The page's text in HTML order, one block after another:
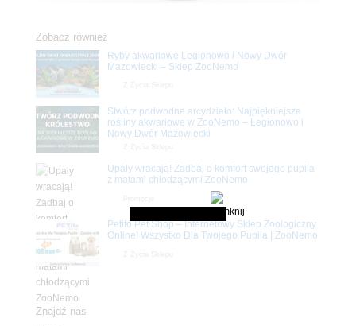
Zobacz również
Ryby akwariowe Legionowo i Nowy Dwór
Mazowiecki – Sklep ZooNemo
Stwórz podwodne arcydzieło: Najpiękniejsze
rośliny akwariowe w ZooNemo – Legionowo i
Nowy Dwór Mazowiecki
Upały wracają! Zadbaj o komfort swojego pupila
z matami chłodzącymi ZooNemo
Petito Pet Shop – Internetowy Sklep Zoologiczny
Online! Wszystko Dla Twojego Pupila | ZooNemo
Znajdź nas